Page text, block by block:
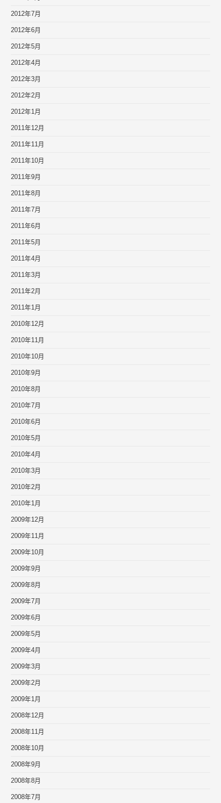
2012年7月
2012年6月
2012年5月
2012年4月
2012年3月
2012年2月
2012年1月
2011年12月
2011年11月
2011年10月
2011年9月
2011年8月
2011年7月
2011年6月
2011年5月
2011年4月
2011年3月
2011年2月
2011年1月
2010年12月
2010年11月
2010年10月
2010年9月
2010年8月
2010年7月
2010年6月
2010年5月
2010年4月
2010年3月
2010年2月
2010年1月
2009年12月
2009年11月
2009年10月
2009年9月
2009年8月
2009年7月
2009年6月
2009年5月
2009年4月
2009年3月
2009年2月
2009年1月
2008年12月
2008年11月
2008年10月
2008年9月
2008年8月
2008年7月